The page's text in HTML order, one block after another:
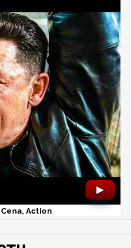
►
Cena, Action